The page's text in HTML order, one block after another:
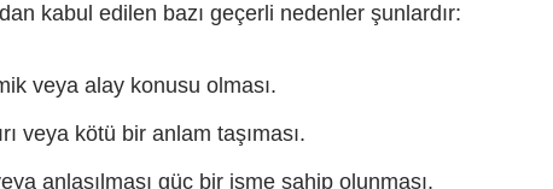
kabul edilen bazı geçerli nedenler şunlardır:
veya alay konusu olması.
veya kötü bir anlam taşıması.
anlaşılması güç bir isme sahip olunması.